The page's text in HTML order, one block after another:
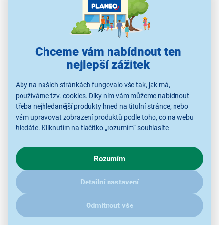
Chceme vám nabídnout ten
nejlepší zážitek
Aby na našich stránkách fungovalo vše tak, jak má,
používáme tzv. cookies. Díky nim vám můžeme nabídnout
třeba nejhledanější produkty hned na titulní stránce, nebo
vám upravovat zobrazení produktů podle toho, co na webu
hledáte. Kliknutím na tlačítko „rozumím“ souhlasíte
chování na webu pro zobrazení cílených reklam. Pokud vás
zajímají detaily, jak u nás s cookies a dalšími údaji pracujeme,
kliknětesem.
Rozumím
Detailní nastavení
Odmítnout vše
Polohovatelný držák SLIM na TV Stell
vyroben z kvalitní oceli v černém provedení
vhodný pro obrazovky o rozměrech 32–55"
nosnost 45 kg
náklon +/- 12°
vzdálenost od zdi 5,3 cm